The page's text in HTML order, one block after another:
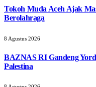
Tokoh Muda Aceh Ajak
Berolahraga
8 Agustus 2026
BAZNAS RI Gandeng
Palestina